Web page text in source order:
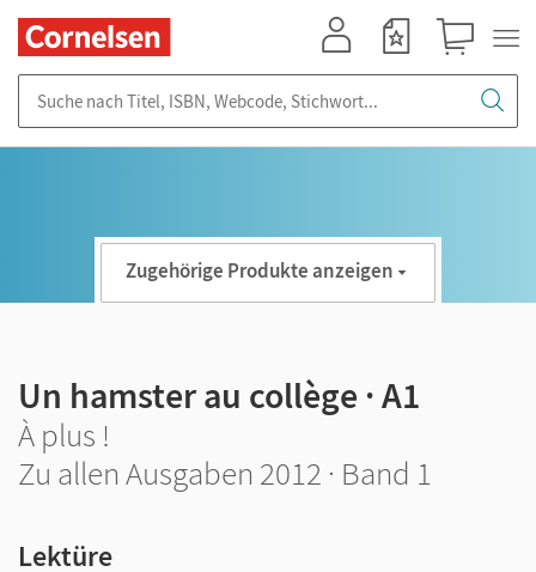
Zugehörige Produkte anzeigen
Un hamster au collège · A1
À plus !
Zu allen Ausgaben 2012 · Band 1
Lektüre